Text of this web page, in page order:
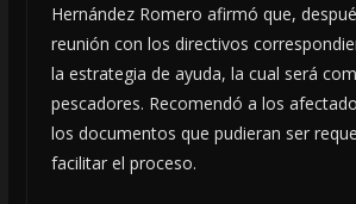
Hernández Romero afirmó que,
reunión con los directivos
la estrategia de ayuda, la cual será
pescadores. Recomendó a los
los documentos que pudieran ser
facilitar el proceso.